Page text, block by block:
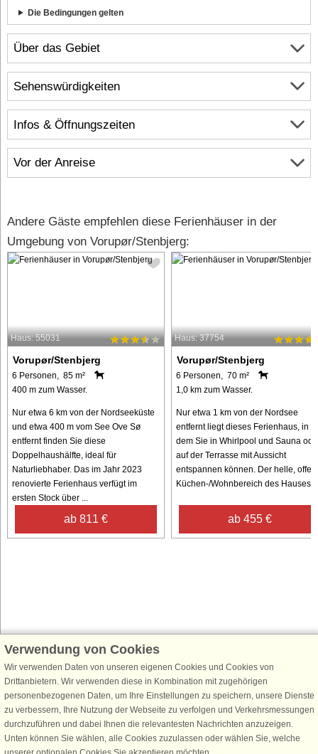
Über das Gebiet
Infos & Öffnungszeiten
Vor der Anreise
Die Bedingungen gelten
Sehenswürdigkeiten
Andere Gäste empfehlen diese Ferienhäuser in der
Umgebung von Vorupør/Stenbjerg:
Haus: 55031
Vorupør/Stenbjerg
6 Personen, 85 m²
400 m zum Wasser.
Nur etwa 6 km von der Nordseeküste
und etwa 400 m vom See Ove Sø
entfernt finden Sie diese
Doppelhaushälfte, ideal für
Naturliebhaber. Das im Jahr 2023
renovierte Ferienhaus verfügt im
ersten Stock über ...
ab 811 €
Haus: 37754
Vorupør/Stenbjerg
6 Personen, 70 m²
1,0 km zum Wasser.
Nur etwa 1 km von der Nordsee
entfernt liegt dieses Ferienhaus, in
dem Sie in Whirlpool und Sauna
auf der Terrasse mit Aussicht
entspannen können. Der helle,
Küchen-/Wohnbereich des Hauses
ab 455 €
Schließen Sie sich 100.000 Ferienhaus-Fans an
Erhalten Sie einen Willkommensgutschein von 25 €für Ihren nächsten
Ferienhausurlaub - melden Sie sich einfach für den DanCenter Newsletter
an. Verpassen Sie nie wieder exklusive Angebote, Gewinnspiele und
Urlaubstipps!
Verwendung von Cookies
Wir verwenden Daten von unseren eigenen Cookies und Cookies von
Drittanbietern. Wir verwenden diese in Kombination mit zugehörigen
personenbezogenen Daten, um Ihre Einstellungen zu speichern, unsere Dienste
zu verbessern, Ihre Nutzung der Webseite zu verfolgen und Verkehrsmessungen
durchzuführen und dabei Ihnen die relevantesten Nachrichten anzuzeigen.
Unten können Sie wählen, alle Cookies zuzulassen oder wählen Sie, welche